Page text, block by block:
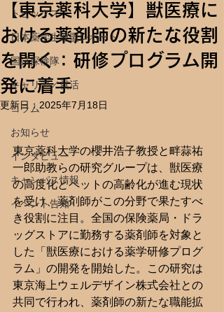
トピックス
日本薬学生連盟レポート
国試探検隊
キャリア／就活
コラム
お知らせ
インタビュー
キャンパス情報
イベント告知
【東京薬科大学】獣医療に
おける薬剤師の新たな役割
を開く：研修プログラム開
発に着手
更新日： 2025年7月18日
東京薬科大学の櫻井浩子教授と畔蒜祐
一郎助教らの研究グループは、獣医療
の高度化とペットの高齢化が進む現状
を受け、薬剤師がこの分野で果たすべ
き役割に注目。全国の保険薬局・ドラ
ッグストアに勤務する薬剤師を対象と
した「獣医療における薬学研修プログ
ラム」の開発を開始した。この研究は
東京海上ウェルデザイン株式会社との
共同で行われ、薬剤師の新たな職能拡